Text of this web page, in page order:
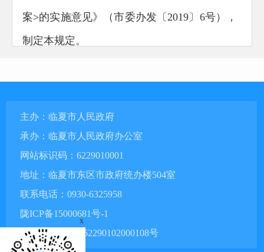
案>的实施意见》（市委办发〔2019〕6号），
制定本规定。
第三条中共临夏市委农村工作领导小组办
公室（以下简称市委农办）设在市农业农村
局，接受市委农村工作领导小组的直接领导，
承担市委农村工作领导小组具体工作，组织开
方面落实市委农村工作领导小组决定事项、工
主办：临夏市人民政府
承办：临夏市人民政府办公室
网站标识码：6229010001
地址：临夏市东区市政府统办楼504室
联系电话：0930-6325958
陇ICP备15000681号-1
甘公网安备 62290102000108号
x